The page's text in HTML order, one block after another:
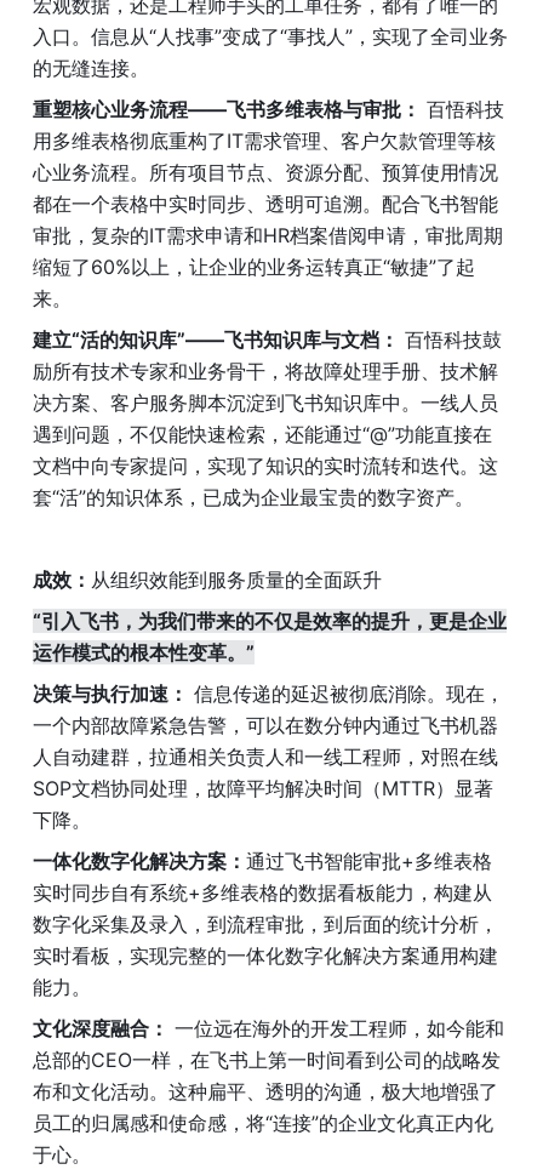
入口。信息从“人找事”变成了“事找人”，实现了全司业务
的无缝连接。
重塑核心业务流程——飞书多维表格与审批： 百悟科技
用多维表格彻底重构了IT需求管理、客户欠款管理等核
心业务流程。所有项目节点、资源分配、预算使用情况
都在一个表格中实时同步、透明可追溯。配合飞书智能
审批，复杂的IT需求申请和HR档案借阅申请，审批周期
缩短了60%以上，让企业的业务运转真正“敏捷”了起
来。
建立“活的知识库”——飞书知识库与文档： 百悟科技鼓
励所有技术专家和业务骨干，将故障处理手册、技术解
决方案、客户服务脚本沉淀到飞书知识库中。一线人员
遇到问题，不仅能快速检索，还能通过“@”功能直接在
文档中向专家提问，实现了知识的实时流转和迭代。这
套“活”的知识体系，已成为企业最宝贵的数字资产。
成效： 从组织效能到服务质量的全面跃升
“引入飞书，为我们带来的不仅是效率的提升，更是企业
运作模式的根本性变革。”
决策与执行加速： 信息传递的延迟被彻底消除。现在，
一个内部故障紧急告警，可以在数分钟内通过飞书机器
人自动建群，拉通相关负责人和一线工程师，对照在线
SOP文档协同处理，故障平均解决时间（MTTR）显著
下降。
一体化数字化解决方案： 通过飞书智能审批+多维表格
实时同步自有系统+多维表格的数据看板能力，构建从
数字化采集及录入，到流程审批，到后面的统计分析，
实时看板，实现完整的一体化数字化解决方案通用构建
能力。
文化深度融合： 一位远在海外的开发工程师，如今能和
总部的CEO一样，在飞书上第一时间看到公司的战略发
布和文化活动。这种扁平、透明的沟通，极大地增强了
员工的归属感和使命感，将“连接”的企业文化真正内化
于心。